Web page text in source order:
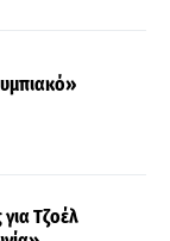
Τζοέλ